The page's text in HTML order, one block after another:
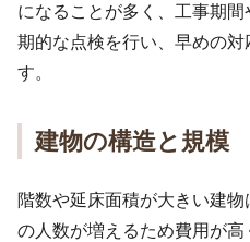
になることが多く、工事期
期的な点検を行い、早めの
す。
建物の構造と規模
階数や延床面積が大きい建
の人数が増えるため費用が